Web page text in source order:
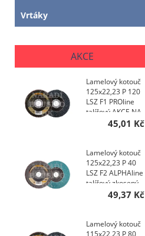
Vrtáky
AKCE
Lamelový kotouč
125x22,23 P 120
LSZ F1 PROline
talířový AKCE NA
400 KS45,01 Kč
Lamelový kotouč
125x22,23 P 40
LSZ F2 ALPHAline
talířový zkosený
AKCE NA 200 KS
49,37 Kč
Lamelový kotouč
115x22,23 P 80